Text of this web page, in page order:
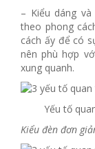
– Kiểu dáng
theo phong
cách ấy để có
nên phù hợp
xung quanh.
Yếu tố
Kiểu đèn đơn